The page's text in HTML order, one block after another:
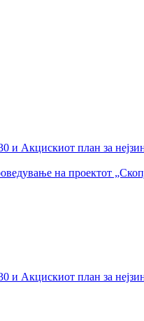
и Акцискиот план за
на проектот
и Акцискиот план за